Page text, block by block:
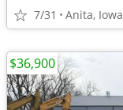
7/31 Anita, Iowa
$36,900